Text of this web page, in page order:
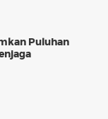
Puluhan